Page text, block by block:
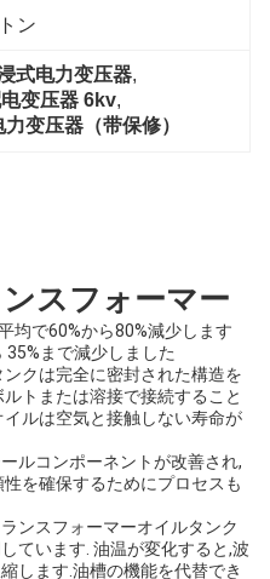
ン
式电力变压器,
变压器 6kv,
变压器（带保修）
スフォーマー
均で60%から80%減少します
35%まで減少しました
クは完全に密封された構造を
トまたは溶接で接続すること
ルは空気と接触しない寿命が
ルコンポーネントが改善され,
を確保するためにプロセスも
ランスフォーマーオイルタンク
ています. 油温が変化すると,波
します.油槽の機能を代替でき